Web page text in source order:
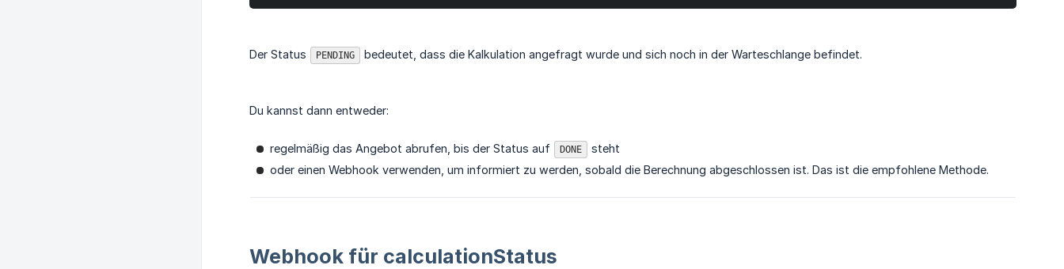
Der Status PENDING bedeutet, dass die Kalkulation angefragt wurde und sich noch in der Warteschlange befindet.
Du kannst dann entweder:
regelmäßig das Angebot abrufen, bis der Status auf DONE
steht
oder einen Webhook verwenden, um informiert zu werden, sobald die Berechnung abgeschlossen ist. Das ist die empfohlene Methode.
Webhook für calculationStatus